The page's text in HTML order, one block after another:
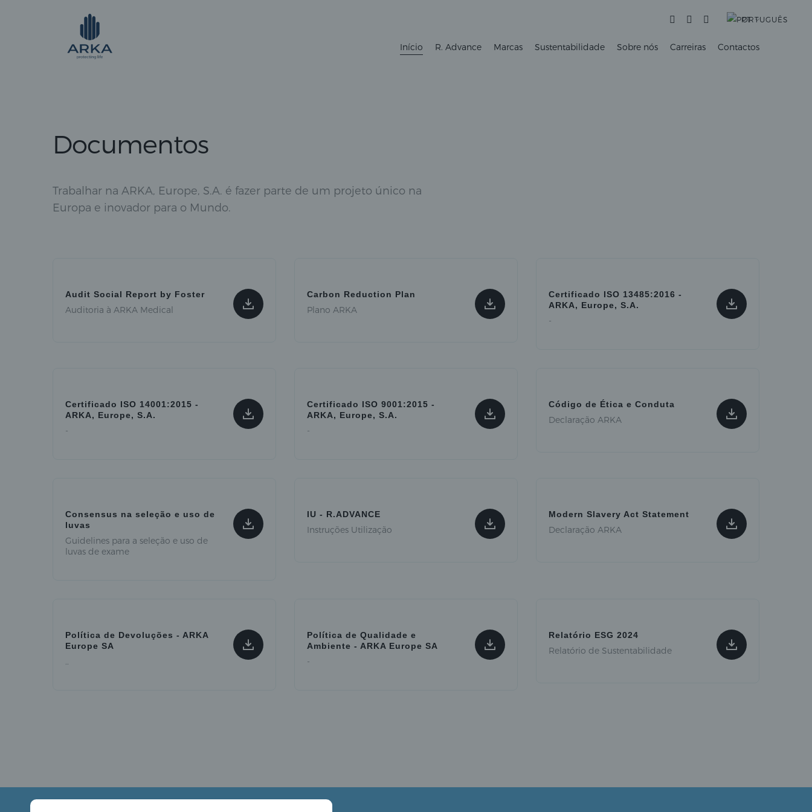
PT
Início R. Advance Marcas Sustentabilidade Sobre nós Carreiras Contactos
Documentos
Trabalhar na ARKA, Europe, S.A. é fazer parte de um projeto único na
Europa e inovador para o Mundo.
Audit Social Report by Foster
Auditoria à ARKA Medical
Carbon Reduction Plan
Plano ARKA
Certificado ISO 13485:2016 -
ARKA, Europe, S.A.
-
Certificado ISO 14001:2015 -
ARKA, Europe, S.A.
-
Certificado ISO 9001:2015 -
ARKA, Europe, S.A.
-
Código de Ética e Conduta
Declaração ARKA
Consensus na seleção e uso de
luvas
Guidelines para a seleção e uso de
luvas de exame
IU - R.ADVANCE
Instruções Utilização
Modern Slavery Act Statement
Declaração ARKA
Política de Devoluções - ARKA
Europe SA
Política de Qualidade e
Ambiente - ARKA Europe SA
-
Relatório ESG 2024
Relatório de Sustentabilidade